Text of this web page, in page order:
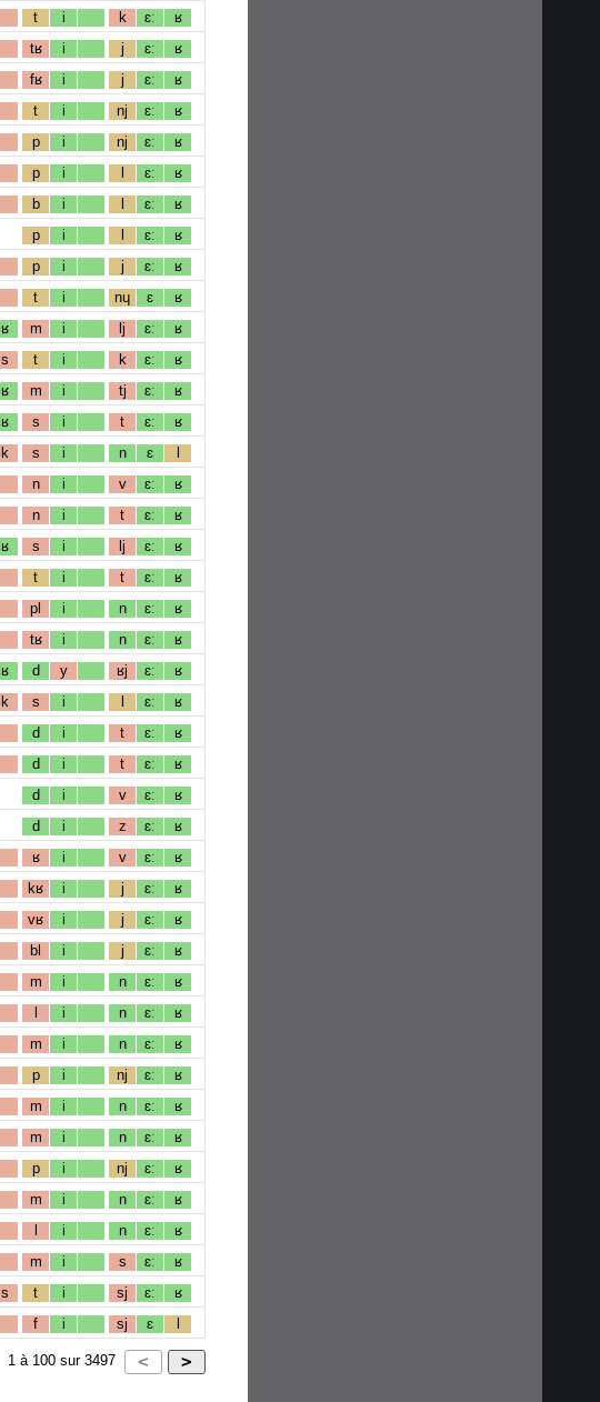
t i k ɛː ʁ
tʁ i j ɛː ʁ
fʁ i j ɛː ʁ
t i nj ɛː ʁ
p i nj ɛː ʁ
p i l ɛː ʁ
b i l ɛː ʁ
p i l ɛː ʁ
p i j ɛː ʁ
t i nɥ ɛ ʁ
ʁ m i lj ɛː ʁ
s t i k ɛː ʁ
ʁ m i tj ɛː ʁ
ʁ s i t ɛː ʁ
k s i n ɛ l
n i v ɛː ʁ
n i t ɛː ʁ
ʁ s i lj ɛː ʁ
t i t ɛː ʁ
pl i n ɛː ʁ
tʁ i n ɛː ʁ
ʁ d y ʁj ɛː ʁ
k s i l ɛː ʁ
d i t ɛː ʁ
d i t ɛː ʁ
d i v ɛː ʁ
d i z ɛː ʁ
ʁ i v ɛː ʁ
kʁ i j ɛː ʁ
vʁ i j ɛː ʁ
bl i j ɛː ʁ
m i n ɛː ʁ
l i n ɛː ʁ
m i n ɛː ʁ
p i nj ɛː ʁ
m i n ɛː ʁ
m i n ɛː ʁ
p i nj ɛː ʁ
m i n ɛː ʁ
l i n ɛː ʁ
m i s ɛː ʁ
s t i sj ɛː ʁ
f i sj ɛ l
1 à 100 sur 3497